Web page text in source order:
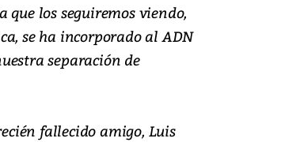
que los seguiremos viendo,
se ha incorporado al ADN
separación de
fallecido amigo, Luis